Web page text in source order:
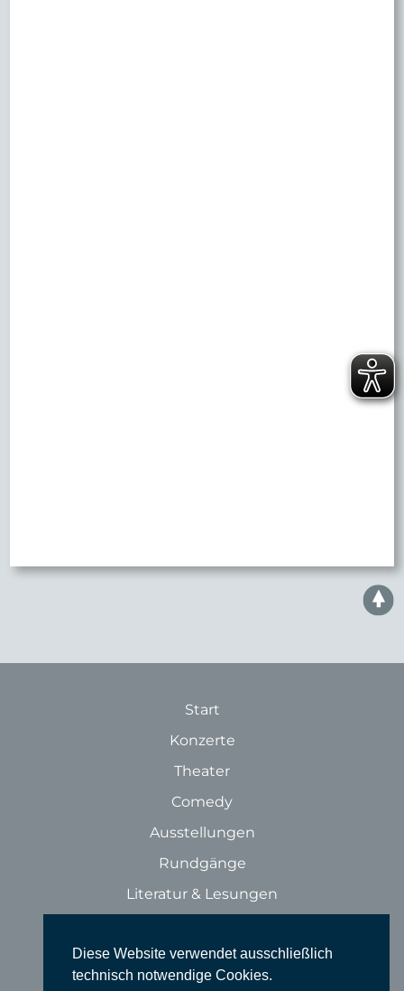
Start
Konzerte
Theater
Comedy
Ausstellungen
Rundgänge
Literatur & Lesungen
Tanz
Sonstige Veranstaltungen
Diese Website verwendet ausschließlich
technisch notwendige Cookies.